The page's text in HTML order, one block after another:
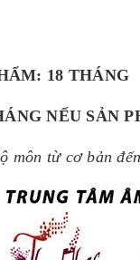
18 THÁNG
NẾU SẢN
môn từ cơ bản